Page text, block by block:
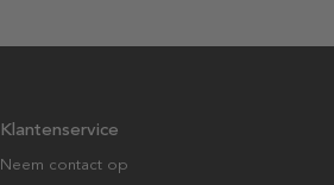
Klantenservice
Neem contact op